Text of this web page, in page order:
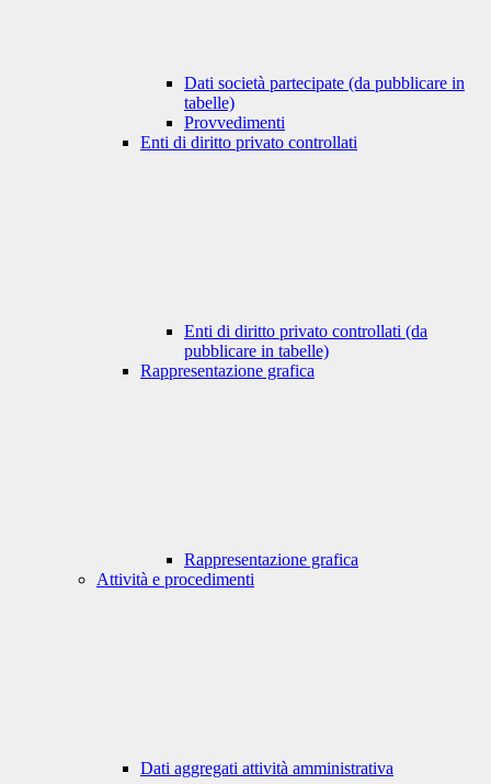
Dati società partecipate (da pubblicare in
tabelle)
Provvedimenti
Enti di diritto privato controllati
Enti di diritto privato controllati (da
pubblicare in tabelle)
Rappresentazione grafica
Rappresentazione grafica
Attività e procedimenti
Dati aggregati attività amministrativa